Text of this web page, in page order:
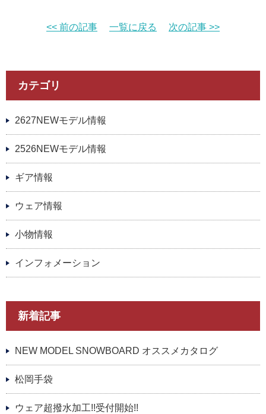
<< 前の記事 一覧に戻る 次の記事 >>
カテゴリ
2627NEWモデル情報
2526NEWモデル情報
ギア情報
ウェア情報
小物情報
インフォメーション
新着記事
NEW MODEL SNOWBOARD オススメカタログ
松岡手袋
ウェア超撥水加工!!受付開始!!